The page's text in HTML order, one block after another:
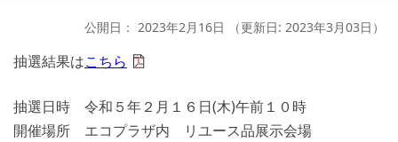
公開日： 2023年2月16日 （更新日: 2023年3月03日 ）
抽選結果はこちら
抽選日時 令和５年２月１６日(木)午前１０時
開催場所 エコプラザ内 リユース品展示会場